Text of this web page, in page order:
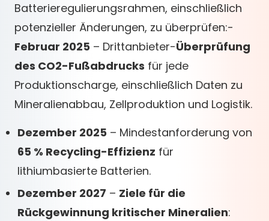
Batterieregulierungsrahmen, einschließlich
potenzieller Änderungen, zu überprüfen:-
Februar 2025 – Drittanbieter-Überprüfung
des CO2-Fußabdrucks für jede
Produktionscharge, einschließlich Daten zu
Mineralienabbau, Zellproduktion und Logistik.
Dezember 2025 – Mindestanforderung von
65 % Recycling-Effizienz für
lithiumbasierte Batterien.
Dezember 2027 – Ziele für die
Rückgewinnung kritischer Mineralien: